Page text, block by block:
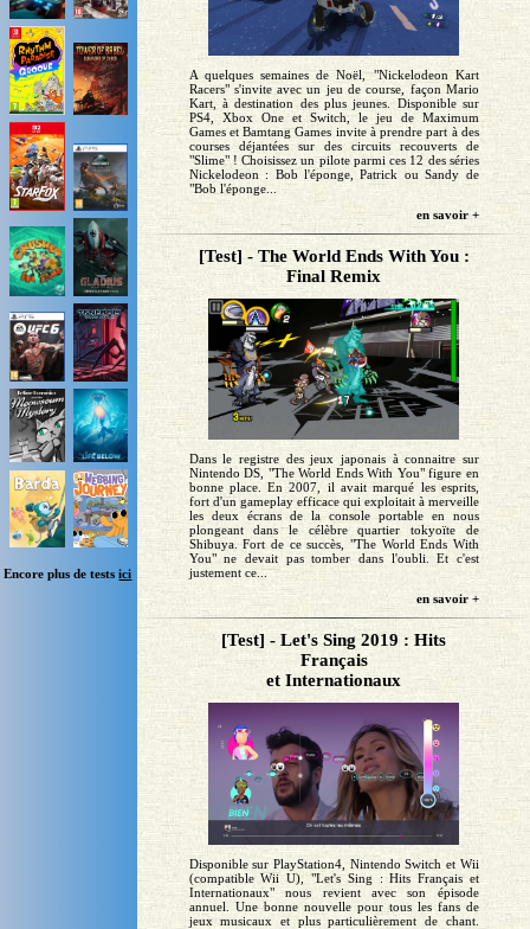
Encore plus de testsici
A quelques semaines de Noël, "Nickelodeon Kart
Racers" s'invite avec un jeu de course, façon Mario
Kart, à destination des plus jeunes. Disponible sur
PS4, Xbox One et Switch, le jeu de Maximum
Games et Bamtang Games invite à prendre part à des
courses déjantées sur des circuits recouverts de
"Slime" ! Choisissez un pilote parmi ces 12 des séries
Nickelodeon : Bob l'éponge, Patrick ou Sandy de
"Bob l'éponge...
en savoir +
[Test] - The World Ends With You :
Final Remix
Dans le registre des jeux japonais à connaitre sur
Nintendo DS, "The World Ends With You" figure en
bonne place. En 2007, il avait marqué les esprits,
fort d'un gameplay efficace qui exploitait à merveille
les deux écrans de la console portable en nous
plongeant dans le célèbre quartier tokyoïte de
Shibuya. Fort de ce succès, "The World Ends With
You" ne devait pas tomber dans l'oubli. Et c'est
justement ce...
en savoir +
[Test] - Let's Sing 2019 : Hits
Français
et Internationaux
Disponible sur PlayStation4, Nintendo Switch et Wii
(compatible Wii U), "Let's Sing : Hits Français et
Internationaux" nous revient avec son épisode
annuel. Une bonne nouvelle pour tous les fans de
jeux musicaux et plus particulièrement de chant.